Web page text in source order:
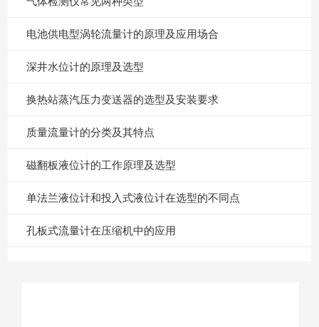
电池供电型涡轮流量计的原理及应用场合
深井水位计的原理及选型
换热站蒸汽压力变送器的选型及安装要求
质量流量计的分类及其特点
磁翻板液位计的工作原理及选型
单法兰液位计和投入式液位计在选型的不同点
孔板式流量计在压缩机中的应用